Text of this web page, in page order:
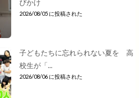
びかけ
2026/08/05 に投稿された
子どもたちに忘れられない夏を 高
校生が「...
2026/08/06 に投稿された